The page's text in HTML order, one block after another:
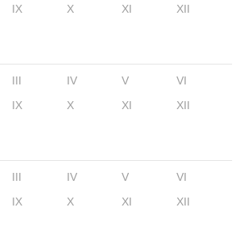
IX X XI XII
III IV V
VI
IX X XI XII
III IV V
VI
IX X XI XII